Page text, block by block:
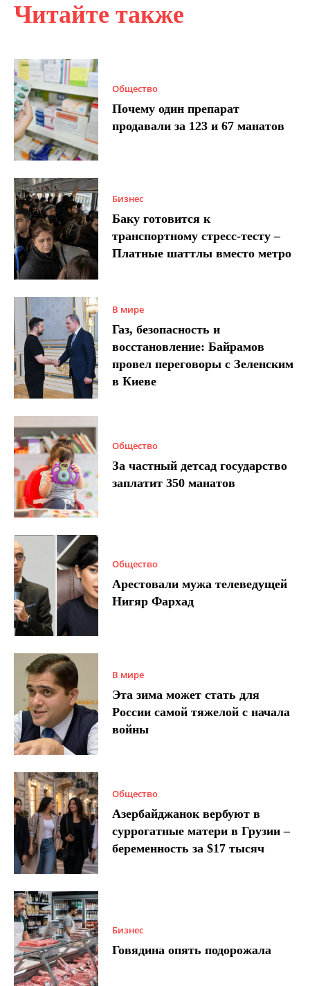
Читайте также
Общество
Почему один препарат
продавали за 123 и 67 манатов
Бизнес
Баку готовится к
транспортному стресс-тесту –
Платные шаттлы вместо метро
В мире
Газ, безопасность и
восстановление: Байрамов
провел переговоры с Зеленским
в Киеве
Общество
За частный детсад государство
заплатит 350 манатов
Общество
Арестовали мужа телеведущей
Нигяр Фархад
В мире
Эта зима может стать для
России самой тяжелой с начала
войны
Общество
Азербайджанок вербуют в
суррогатные матери в Грузии –
беременность за $17 тысяч
Бизнес
Говядина опять подорожала